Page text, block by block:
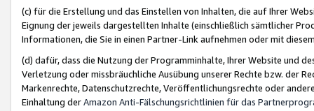
(c) für die Erstellung und das Einstellen von Inhalten, die auf Ihrer
Eignung der jeweils dargestellten Inhalte (einschließlich sämtlicher
Informationen, die Sie in einen Partner-Link aufnehmen oder mit
(d) dafür, dass die Nutzung der Programminhalte, Ihrer Website und
Verletzung oder missbräuchliche Ausübung unserer Rechte bzw. der
Markenrechte, Datenschutzrechte, Veröffentlichungsrechte oder
Einhaltung derAmazon Anti-Fälschungsrichtlinien für das